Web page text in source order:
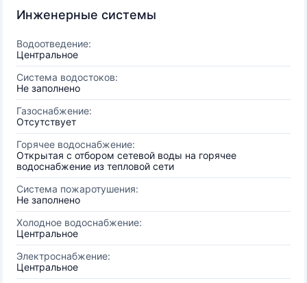
Инженерные системы
Водоотведение:
Центральное
Система водостоков:
Не заполнено
Газоснабжение:
Отсутствует
Горячее водоснабжение:
Открытая с отбором сетевой воды на горячее
водоснабжение из тепловой сети
Система пожаротушения:
Не заполнено
Холодное водоснабжение:
Центральное
Электроснабжение:
Центральное